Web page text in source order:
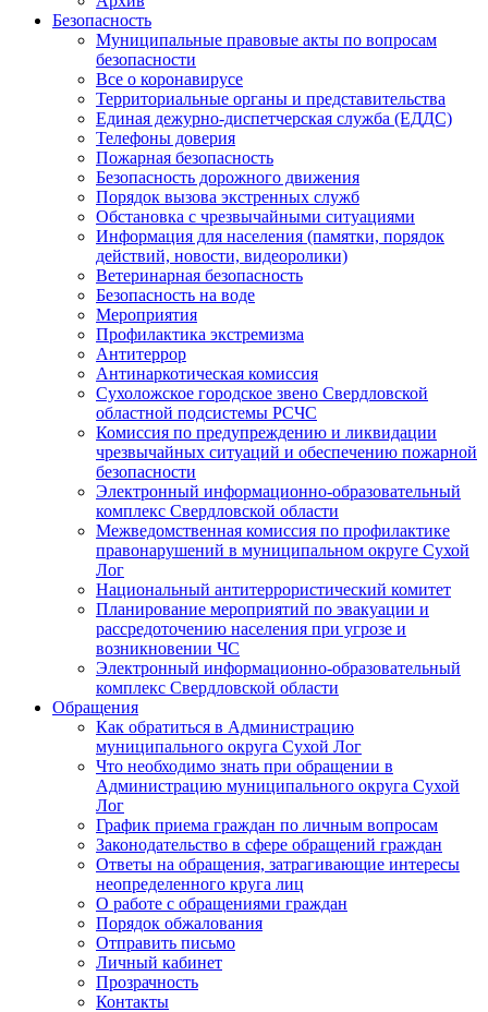
Безопасность
Муниципальные правовые акты по вопросам
безопасности
Все о коронавирусе
Территориальные органы и представительства
Единая дежурно-диспетчерская служба (ЕДДС)
Телефоны доверия
Пожарная безопасность
Безопасность дорожного движения
Порядок вызова экстренных служб
Обстановка с чрезвычайными ситуациями
Информация для населения (памятки, порядок
действий, новости, видеоролики)
Ветеринарная безопасность
Безопасность на воде
Мероприятия
Профилактика экстремизма
Антитеррор
Антинаркотическая комиссия
Сухоложское городское звено Свердловской
областной подсистемы РСЧС
Комиссия по предупреждению и ликвидации
чрезвычайных ситуаций и обеспечению пожарной
безопасности
Электронный информационно-образовательный
комплекс Cвердловской области
Межведомственная комиссия по профилактике
правонарушений в муниципальном округе Сухой
Лог
Национальный антитеррористический комитет
Планирование мероприятий по эвакуации и
рассредоточению населения при угрозе и
возникновении ЧС
Электронный информационно-образовательный
комплекс Свердловской области
Обращения
Как обратиться в Администрацию
муниципального округа Сухой Лог
Что необходимо знать при обращении в
Администрацию муниципального округа Сухой
Лог
График приема граждан по личным вопросам
Законодательство в сфере обращений граждан
Ответы на обращения, затрагивающие интересы
неопределенного круга лиц
О работе с обращениями граждан
Порядок обжалования
Отправить письмо
Личный кабинет
Прозрачность
Контакты